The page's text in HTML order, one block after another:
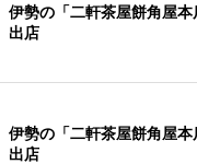
伊勢の「二軒茶屋餅角屋
出店
伊勢の「二軒茶屋餅角屋
出店